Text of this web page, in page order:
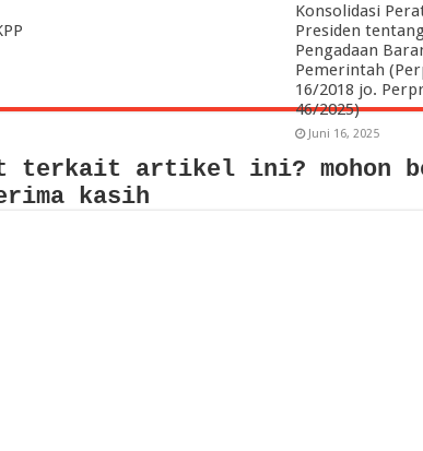
Konsolidasi
Presiden
Pengadaan
Pemerintah
16/2018 jo.
46/2025)
Juni 16, 2025
terkait artikel ini? mohon
kasih